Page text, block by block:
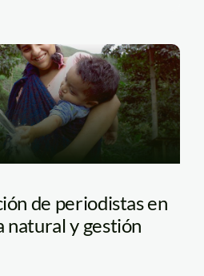
de periodistas en
y gestión